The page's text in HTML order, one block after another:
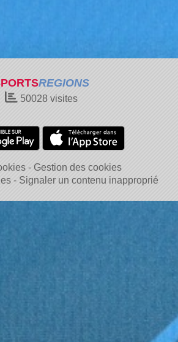
REGIONS
50028visites
Gestion des cookies
Signaler un contenu inapproprié